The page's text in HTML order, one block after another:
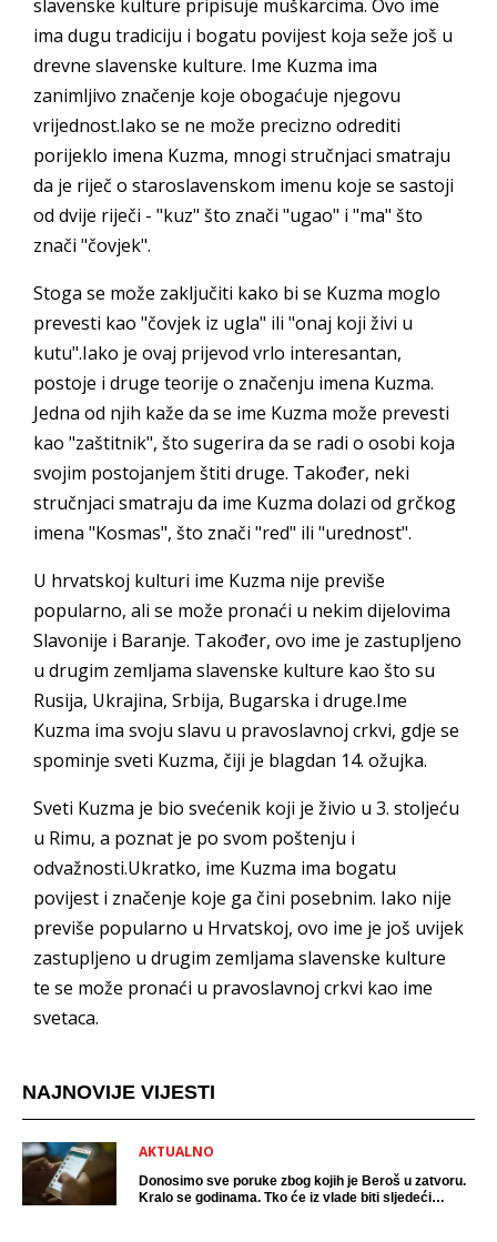
slavenske kulture pripisuje muškarcima. Ovo ime
ima dugu tradiciju i bogatu povijest koja seže još u
drevne slavenske kulture. Ime Kuzma ima
zanimljivo značenje koje obogaćuje njegovu
vrijednost.Iako se ne može precizno odrediti
porijeklo imena Kuzma, mnogi stručnjaci smatraju
da je riječ o staroslavenskom imenu koje se sastoji
od dvije riječi - "kuz" što znači "ugao" i "ma" što
znači "čovjek".
Stoga se može zaključiti kako bi se Kuzma moglo
prevesti kao "čovjek iz ugla" ili "onaj koji živi u
kutu".Iako je ovaj prijevod vrlo interesantan,
postoje i druge teorije o značenju imena Kuzma.
Jedna od njih kaže da se ime Kuzma može prevesti
kao "zaštitnik", što sugerira da se radi o osobi koja
svojim postojanjem štiti druge. Također, neki
stručnjaci smatraju da ime Kuzma dolazi od grčkog
imena "Kosmas", što znači "red" ili "urednost".
U hrvatskoj kulturi ime Kuzma nije previše
popularno, ali se može pronaći u nekim dijelovima
Slavonije i Baranje. Također, ovo ime je zastupljeno
u drugim zemljama slavenske kulture kao što su
Rusija, Ukrajina, Srbija, Bugarska i druge.Ime
Kuzma ima svoju slavu u pravoslavnoj crkvi, gdje se
spominje sveti Kuzma, čiji je blagdan 14. ožujka.
Sveti Kuzma je bio svećenik koji je živio u 3. stoljeću
u Rimu, a poznat je po svom poštenju i
odvažnosti.Ukratko, ime Kuzma ima bogatu
povijest i značenje koje ga čini posebnim. Iako nije
previše popularno u Hrvatskoj, ovo ime je još uvijek
zastupljeno u drugim zemljama slavenske kulture
te se može pronaći u pravoslavnoj crkvi kao ime
svetaca.
NAJNOVIJE VIJESTI
AKTUALNO
Donosimo sve poruke zbog kojih je Beroš u zatvoru.
Kralo se godinama. Tko će iz vlade biti sljedeći